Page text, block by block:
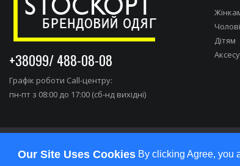
Our Site Uses Cookies By clicking Agree, you
+38099/ 488-08-08
Графік роботи Call-центру:
пн-пт з 08:00 до 17:00 (сб-нд вихідні)
Дітям
студия разработки сайтов